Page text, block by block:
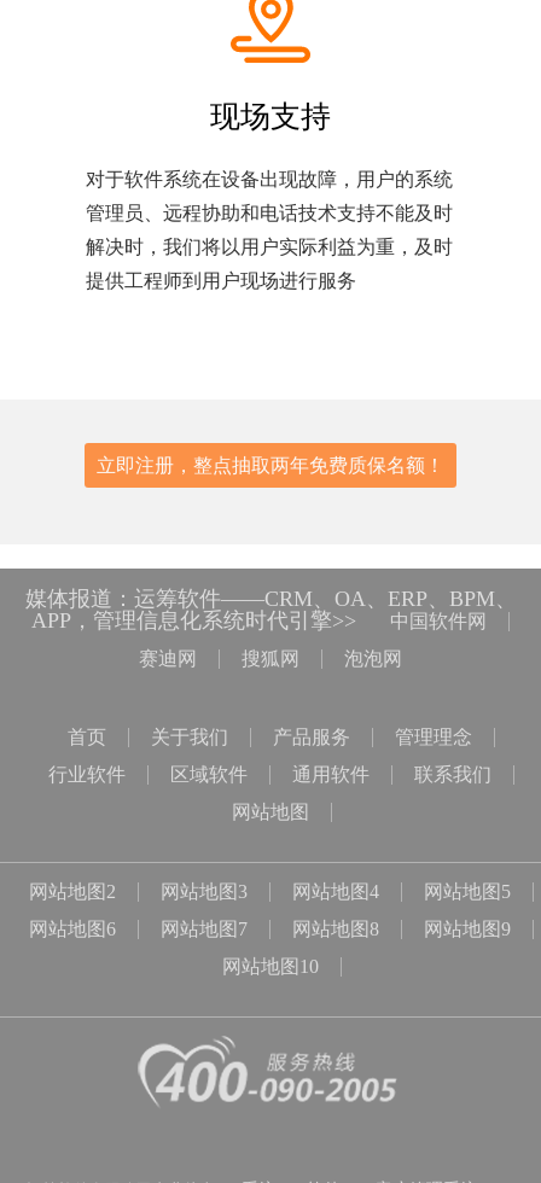
现场支持
对于软件系统在设备出现故障，用户的系统
管理员、远程协助和电话技术支持不能及时
解决时，我们将以用户实际利益为重，及时
提供工程师到用户现场进行服务
立即注册，整点抽取两年免费质保名额！
媒体报道：运筹软件——CRM、OA、ERP、BPM、
APP，管理信息化系统时代引擎>>
中国软件网
赛迪网
搜狐网 泡泡网
首页 关于我们 产品服务
管理理念
行业软件
区域软件 通用软件
联系我们
网站地图
网站地图2 网站地图3 网站地图4
网站地图5
网站地图6
网站地图7 网站地图8
网站地图9
网站地图10